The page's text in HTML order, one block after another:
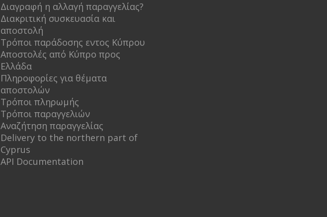
Διαγραφή η αλλαγή παραγγελίας?
Διακριτική συσκευασία και
αποστολή
Τρόποι παράδοσης εντος Κύπρου
Αποστολές από Κύπρο προς
Ελλάδα
Πληροφορίες για θέματα
αποστολών
Τρόποι πληρωμής
Τρόποι παραγγελιών
Αναζήτηση παραγγελίας
Delivery to the northern part of
Cyprus
API Documentation